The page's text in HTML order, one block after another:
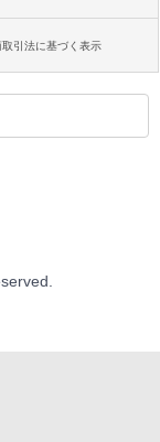
取引法に基づく表示